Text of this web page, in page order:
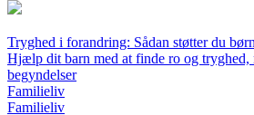
Tryghed i forandring: Sådan støtter du
Hjælp dit barn med at finde ro og tryghed,
begyndelser
Familieliv
Familieliv